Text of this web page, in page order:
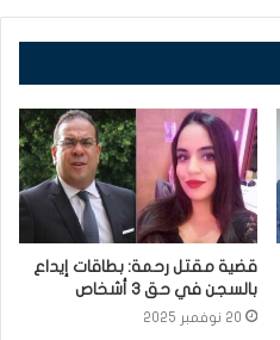
قضية مقتل رحمة: بطاقات إيداع
بالسجن في حق 3 أشخاص
20 نوفمبر 2025